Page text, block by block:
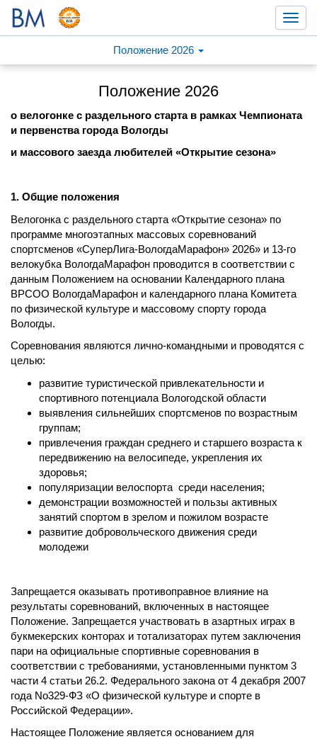
Положение 2026
Положение 2026
о велогонке с раздельного старта в рамках Чемпионата
и первенства города Вологды
и массового заезда любителей «Открытие сезона»
1. Общие положения
Велогонка с раздельного старта «Открытие сезона» по
программе многоэтапных массовых соревнований
спортсменов «СуперЛига-ВологдаМарафон» 2026» и 13-го
велокубка ВологдаМарафон проводится в соответствии с
данным Положением на основании Календарного плана
ВРСОО ВологдаМарафон и календарного плана Комитета
по физической культуре и массовому спорту города
Вологды.
Соревнования являются лично-командными и проводятся с
целью:
развитие туристической привлекательности и
спортивного потенциала Вологодской области
выявления сильнейших спортсменов по возрастным
группам;
привлечения граждан среднего и старшего возраста к
передвижению на велосипеде, укрепления их
здоровья;
популяризации велоспорта среди населения;
демонстрации возможностей и пользы активных
занятий спортом в зрелом и пожилом возрасте
развитие добровольческого движения среди
молодежи
Запрещается оказывать противоправное влияние на
результаты соревнований, включенных в настоящее
Положение. Запрещается участвовать в азартных играх в
букмекерских конторах и тотализаторах путем заключения
пари на официальные спортивные соревнования в
соответствии с требованиями, установленными пунктом 3
части 4 статьи 26.2. Федерального закона от 4 декабря 2007
года No329-ФЗ «О физической культуре и спорте в
Российской Федерации».
Настоящее Положение является основанием для